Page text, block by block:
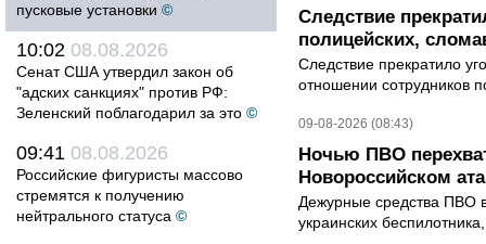
пусковые установки ©
10:02 08.08.2026
Сенат США утвердил закон об
"адских санкциях" против РФ:
Зеленский поблагодарил за это ©
09:41 08.08.2026
Российские фигуристы массово
стремятся к получению
нейтрального статуса ©
Следствие
полицейских,
Следствие прекратило
отношении сотрудников
09-08-2026 (08:43)
Ночью ПВО
Новороссийском
Дежурные средства ПВО
украинских